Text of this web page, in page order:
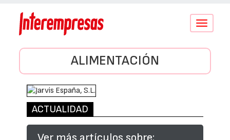
Conmutar
ALIMENTACIÓN
ACTUALIDAD